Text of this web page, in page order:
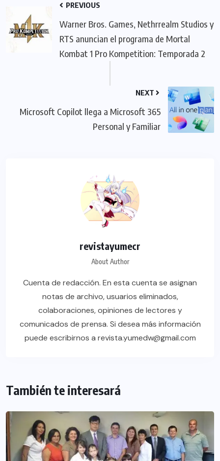
PREVIOUS
Warner Bros. Games, Nethrrealm Studios y
RTS anuncian el programa de Mortal
Kombat 1 Pro Kompetition: Temporada 2
NEXT
Microsoft Copilot llega a Microsoft 365
Personal y Familiar
revistayumecr
About Author
Cuenta de redacción. En esta cuenta se asignan
notas de archivo, usuarios eliminados,
colaboraciones, opiniones de lectores y
comunicados de prensa. Si desea más información
puede escribirnos a revista.yumedw@gmail.com
También te interesará